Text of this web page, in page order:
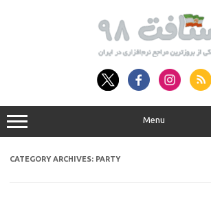
Menu
CATEGORY ARCHIVES: PARTY